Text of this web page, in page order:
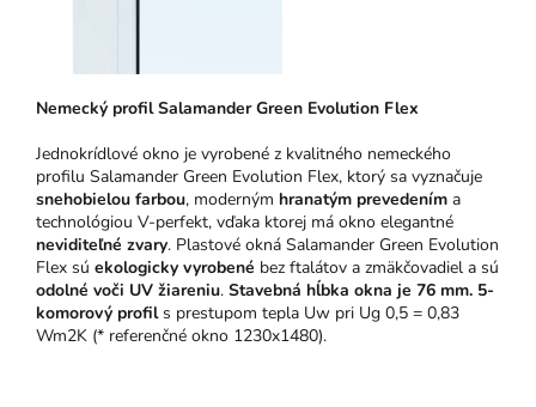
Nemecký profil Salamander Green Evolution Flex
Jednokrídlové okno je vyrobené z kvalitného nemeckého
profilu Salamander Green Evolution Flex, ktorý sa vyznačuje
snehobielou farbou, moderným hranatým prevedením a
technológiou V-perfekt, vďaka ktorej má okno elegantné
neviditeľné zvary. Plastové okná Salamander Green Evolution
Flex sú ekologicky vyrobené bez ftalátov a zmäkčovadiel a sú
odolné voči UV žiareniu. Stavebná hĺbka okna je 76 mm. 5-
komorový profils prestupom tepla Uw pri Ug 0,5 = 0,83
Wm2K (* referenčné okno 1230x1480).